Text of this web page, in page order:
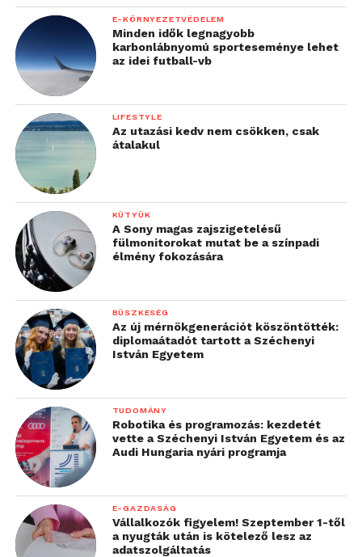
E-KÖRNYEZETVÉDELEM
Minden idők legnagyobb
karbonlábnyomú sporteseménye lehet
az idei futball-vb
LIFESTYLE
Az utazási kedv nem csökken, csak
átalakul
KÜTYÜK
A Sony magas zajszigetelésű
fülmonitorokat mutat be a színpadi
élmény fokozására
BÜSZKESÉG
Az új mérnökgenerációt köszöntötték:
diplomaátadót tartott a Széchenyi
István Egyetem
TUDOMÁNY
Robotika és programozás: kezdetét
vette a Széchenyi István Egyetem és az
Audi Hungaria nyári programja
E-GAZDASÁG
Vállalkozók figyelem! Szeptember 1-től
a nyugták után is kötelező lesz az
adatszolgáltatás